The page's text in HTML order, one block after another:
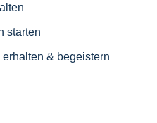
starten
& begeistern